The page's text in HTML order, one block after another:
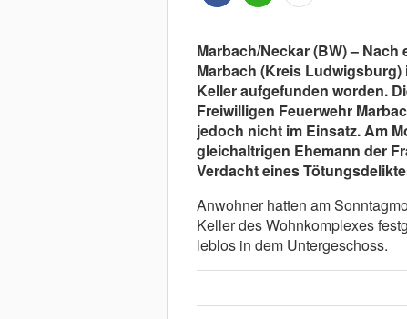
Marbach/Neckar (BW) –
Marbach (Kreis
Keller aufgefunden worden.
Freiwilligen Feuerwehr
jedoch nicht im Einsatz. Am
gleichaltrigen Ehemann der
Verdacht eines
Anwohner hatten am
Keller des Wohnkomplexes
leblos in dem Untergeschoss.